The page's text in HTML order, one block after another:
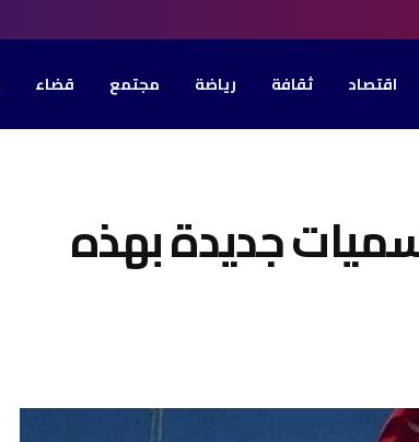
اقتصاد ثقافة رياضة مجتمع قضاء
جديدة بهذه